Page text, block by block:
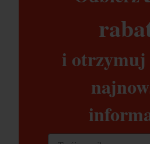
i otrzymuj